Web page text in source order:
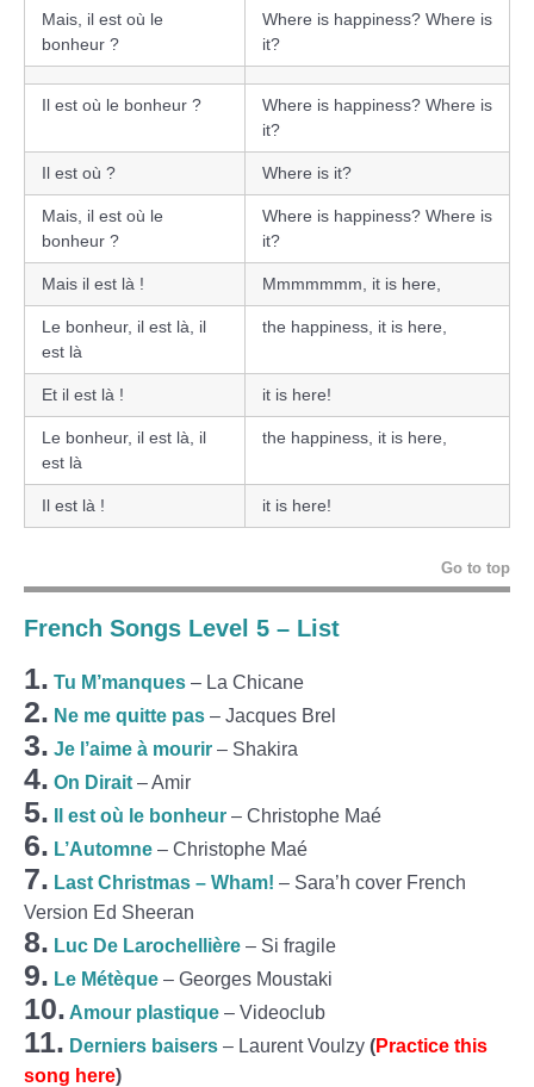
Mais, il est où le
bonheur ?
Where is happiness? Where is
it?
Il est où le bonheur ?
Where is happiness? Where is
it?
Il est où ? Where is it?
Mais, il est où le
bonheur ?
Where is happiness? Where is
it?
Mais il est là ! Mmmmmmm, it is here,
Le bonheur, il est là, il
est là
the happiness, it is here,
Et il est là ! it is here!
Le bonheur, il est là, il
est là
the happiness, it is here,
Il est là ! it is here!
Go to top
French Songs Level 5 – List
1. Tu M’manques – La Chicane
2. Ne me quitte pas – Jacques Brel
3. Je l’aime à mourir – Shakira
4. On Dirait – Amir
5. Il est où le bonheur – Christophe Maé
6. L’Automne – Christophe Maé
7. Last Christmas – Wham! – Sara’h cover French
Version Ed Sheeran
8. Luc De Larochellière – Si fragile
9. Le Métèque – Georges Moustaki
10. Amour plastique – Videoclub
11. Derniers baisers – Laurent Voulzy (Practice this
song here)